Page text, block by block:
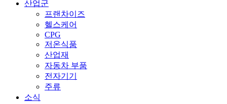
산업군
프랜차이즈
헬스케어
CPG
저온식품
산업재
자동차 부품
전자기기
주류
소식